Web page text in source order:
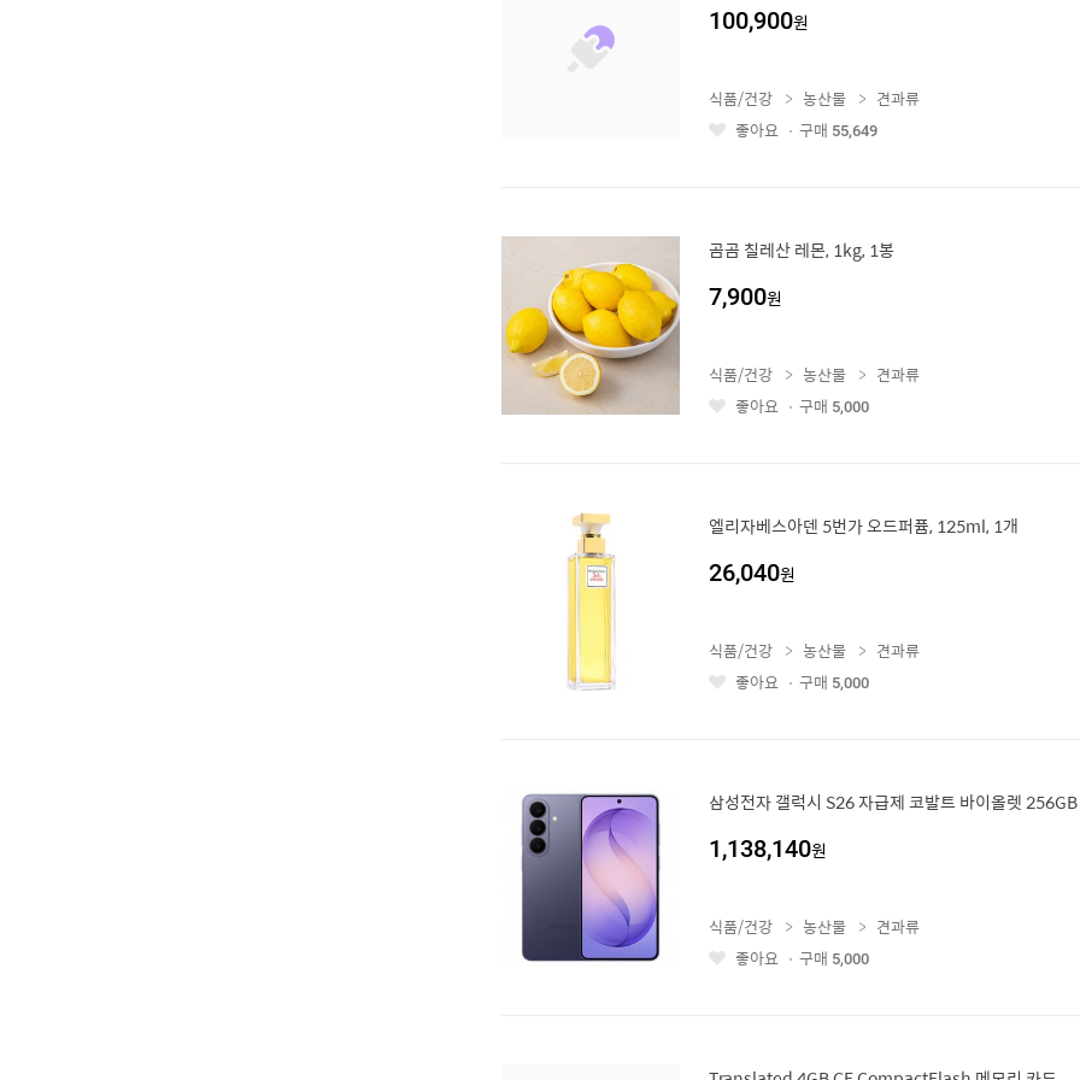
100,900원
좋
식품/건강 농산물
견과류
좋아요
구매 55,649
곰곰 칠레산 레몬, 1kg, 1봉
7,900원
좋
식품/건강 농산물
견과류
좋아요
구매 5,000
엘리자베스아덴 5번가 오드퍼퓸, 125ml, 1개
26,040원
좋
식품/건강 농산물
견과류
좋아요
구매 5,000
삼성전자 갤럭시 S26 자급제 코발트 바이올렛
1,138,140원
좋
식품/건강 농산물
견과류
좋아요
구매 5,000